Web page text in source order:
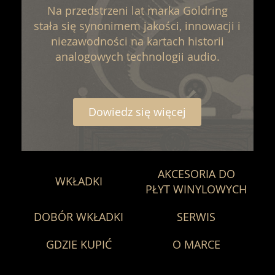
Na przedstrzeni lat marka Goldring
stała się synonimem jakości, innowacji i
niezawodności na kartach historii
analogowych technologii audio.
Dowiedz się więcej
WKŁADKI
AKCESORIA DO
PŁYT WINYLOWYCH
DOBÓR WKŁADKI
SERWIS
GDZIE KUPIĆ
O MARCE